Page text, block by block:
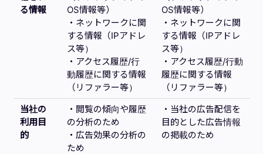
る情報
OS情報等）
・ネットワークに関
する情報（IPアドレ
ス等）
・アクセス履歴/行
動履歴に関する情報
（リファラー等）
OS情報等）
・ネットワークに関
する情報（IPアドレ
ス等）
・アクセス履歴/行動
履歴に関する情報
（リファラー等）
当社の
利用目
的
・閲覧の傾向や履歴
の分析のため
・広告効果の分析の
ため
・当社の広告配信を
目的とした広告情報
の掲載のため